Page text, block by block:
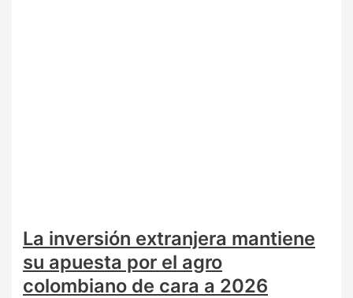
La inversión extranjera mantiene
su apuesta por el agro
colombiano de cara a 2026